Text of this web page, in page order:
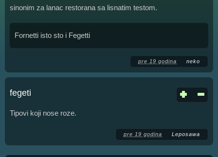
sinonim za lanac restorana sa lisnatim testom.
Fornetti isto sto i Fegetti
pre 19 godina neko
fegeti
Tipovi koji nose roze.
pre 19 godina Leposawa